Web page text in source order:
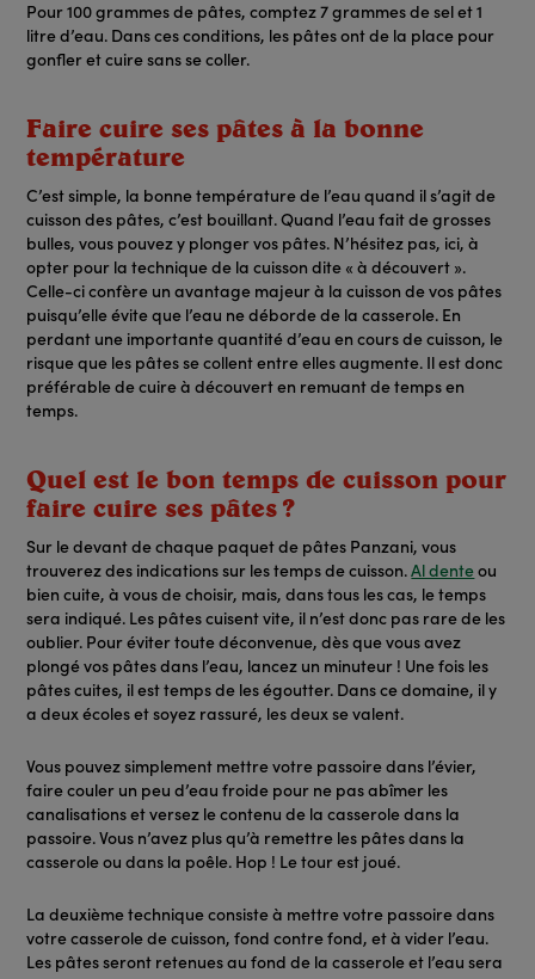
Pour 100 grammes de pâtes, comptez 7 grammes de sel et 1
litre d’eau. Dans ces conditions, les pâtes ont de la place pour
gonfler et cuire sans se coller.
Faire cuire ses pâtes à la bonne
température
C’est simple, la bonne température de l’eau quand il s’agit de
cuisson des pâtes, c’est bouillant. Quand l’eau fait de grosses
bulles, vous pouvez y plonger vos pâtes. N’hésitez pas, ici, à
opter pour la technique de la cuisson dite « à découvert ».
Celle-ci confère un avantage majeur à la cuisson de vos pâtes
puisqu’elle évite que l’eau ne déborde de la casserole. En
perdant une importante quantité d’eau en cours de cuisson, le
risque que les pâtes se collent entre elles augmente. Il est donc
préférable de cuire à découvert en remuant de temps en
temps.
Quel est le bon temps de cuisson pour
faire cuire ses pâtes ?
Sur le devant de chaque paquet de pâtes Panzani, vous
trouverez des indications sur les temps de cuisson.Al dente ou
bien cuite, à vous de choisir, mais, dans tous les cas, le temps
sera indiqué. Les pâtes cuisent vite, il n’est donc pas rare de les
oublier. Pour éviter toute déconvenue, dès que vous avez
plongé vos pâtes dans l’eau, lancez un minuteur ! Une fois les
pâtes cuites, il est temps de les égoutter. Dans ce domaine, il y
a deux écoles et soyez rassuré, les deux se valent.
Vous pouvez simplement mettre votre passoire dans l’évier,
faire couler un peu d’eau froide pour ne pas abîmer les
canalisations et versez le contenu de la casserole dans la
passoire. Vous n’avez plus qu’à remettre les pâtes dans la
casserole ou dans la poêle. Hop ! Le tour est joué.
La deuxième technique consiste à mettre votre passoire dans
votre casserole de cuisson, fond contre fond, et à vider l’eau.
Les pâtes seront retenues au fond de la casserole et l’eau sera